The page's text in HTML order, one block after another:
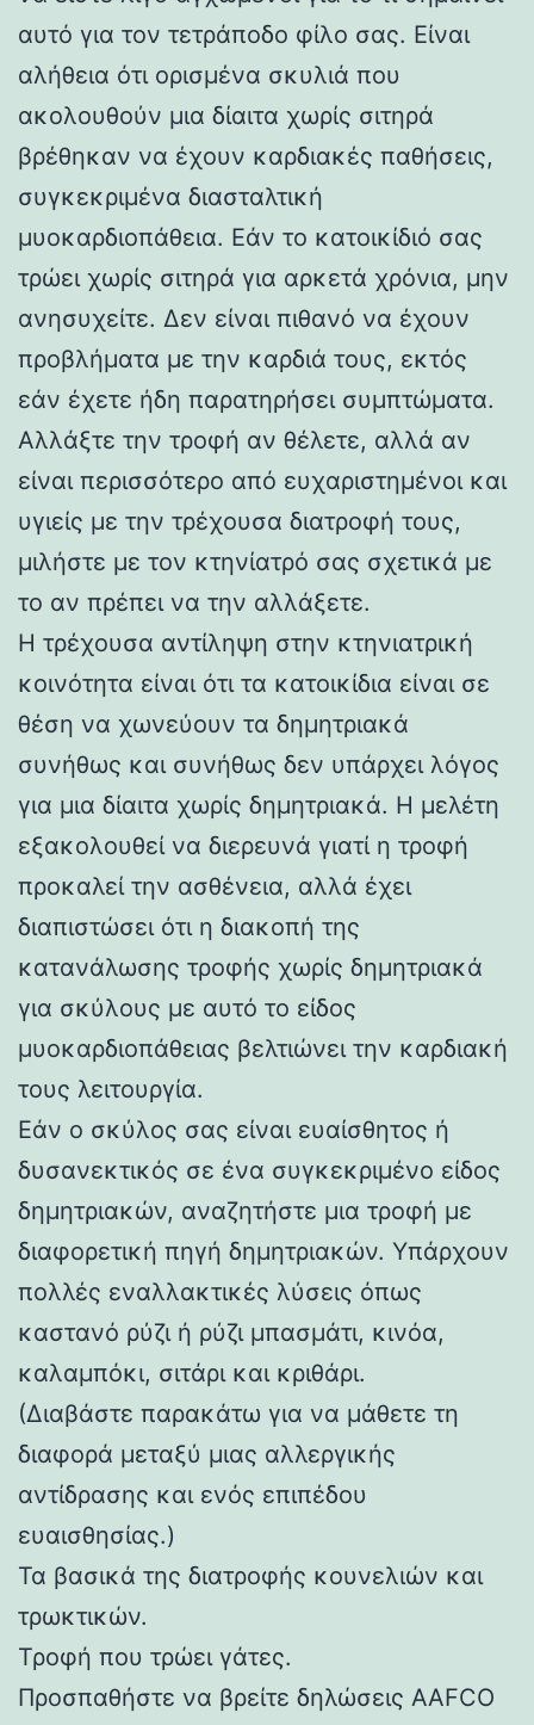
αυτό για τον τετράποδο φίλο σας. Είναι
αλήθεια ότι ορισμένα σκυλιά που
ακολουθούν μια δίαιτα χωρίς σιτηρά
βρέθηκαν να έχουν καρδιακές παθήσεις,
συγκεκριμένα διασταλτική
μυοκαρδιοπάθεια. Εάν το κατοικίδιό σας
τρώει χωρίς σιτηρά για αρκετά χρόνια, μην
ανησυχείτε. Δεν είναι πιθανό να έχουν
προβλήματα με την καρδιά τους, εκτός
εάν έχετε ήδη παρατηρήσει συμπτώματα.
Αλλάξτε την τροφή αν θέλετε, αλλά αν
είναι περισσότερο από ευχαριστημένοι και
υγιείς με την τρέχουσα διατροφή τους,
μιλήστε με τον κτηνίατρό σας σχετικά με
το αν πρέπει να την αλλάξετε.
Η τρέχουσα αντίληψη στην κτηνιατρική
κοινότητα είναι ότι τα κατοικίδια είναι σε
θέση να χωνεύουν τα δημητριακά
συνήθως και συνήθως δεν υπάρχει λόγος
για μια δίαιτα χωρίς δημητριακά. Η μελέτη
εξακολουθεί να διερευνά γιατί η τροφή
προκαλεί την ασθένεια, αλλά έχει
διαπιστώσει ότι η διακοπή της
κατανάλωσης τροφής χωρίς δημητριακά
για σκύλους με αυτό το είδος
μυοκαρδιοπάθειας βελτιώνει την καρδιακή
τους λειτουργία.
Εάν ο σκύλος σας είναι ευαίσθητος ή
δυσανεκτικός σε ένα συγκεκριμένο είδος
δημητριακών, αναζητήστε μια τροφή με
διαφορετική πηγή δημητριακών. Υπάρχουν
πολλές εναλλακτικές λύσεις όπως
καστανό ρύζι ή ρύζι μπασμάτι, κινόα,
καλαμπόκι, σιτάρι και κριθάρι.
(Διαβάστε παρακάτω για να μάθετε τη
διαφορά μεταξύ μιας αλλεργικής
αντίδρασης και ενός επιπέδου
ευαισθησίας.)
Τα βασικά της διατροφής κουνελιών και
τρωκτικών.
Τροφή που τρώει γάτες.
Προσπαθήστε να βρείτε δηλώσεις AAFCO